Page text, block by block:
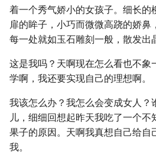
着一个秀气娇小的女孩子。细长的
扉的眸子，小巧而微微高跷的娇鼻
每一处就如玉石雕刻一般，散发出
这是我吗？天啊现在怎么看也不象
学啊，我还要实现自己的理想啊。
我该怎么办？我怎么会变成女人？
儿，细细回想起昨天我吃了一个不
果子的原因。天啊我真想自己给自
我。